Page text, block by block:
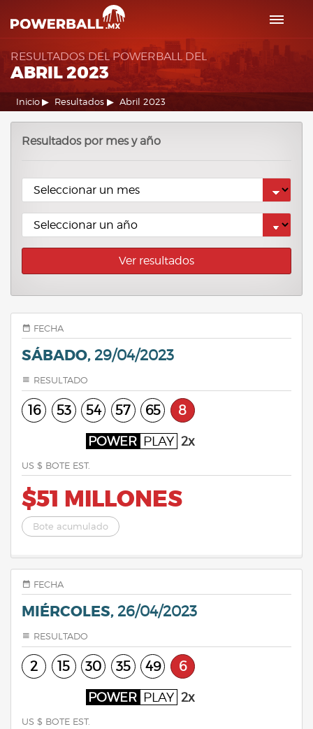
RESULTADOS DEL POWERBALL DEL
ABRIL 2023
Inicio Resultados Abril 2023
Resultados por mes y año
Ver resultados
FECHA
SÁBADO, 29/04/2023
RESULTADO
16 53 54 57 65 8
POWER PLAY 2x
US $ BOTE EST.
$51 MILLONES
Bote acumulado
FECHA
MIÉRCOLES, 26/04/2023
RESULTADO
2 15 30 35 49 6
POWER PLAY 2x
US $ BOTE EST.